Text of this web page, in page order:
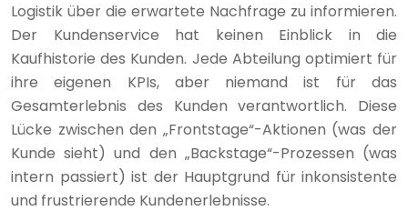
Logistik über die erwartete Nachfrage zu informieren.
Der Kundenservice hat keinen Einblick in die
Kaufhistorie des Kunden. Jede Abteilung optimiert für
ihre eigenen KPIs, aber niemand ist für das
Gesamterlebnis des Kunden verantwortlich. Diese
Lücke zwischen den „Frontstage“-Aktionen (was der
Kunde sieht) und den „Backstage“-Prozessen (was
intern passiert) ist der Hauptgrund für inkonsistente
und frustrierende Kundenerlebnisse.